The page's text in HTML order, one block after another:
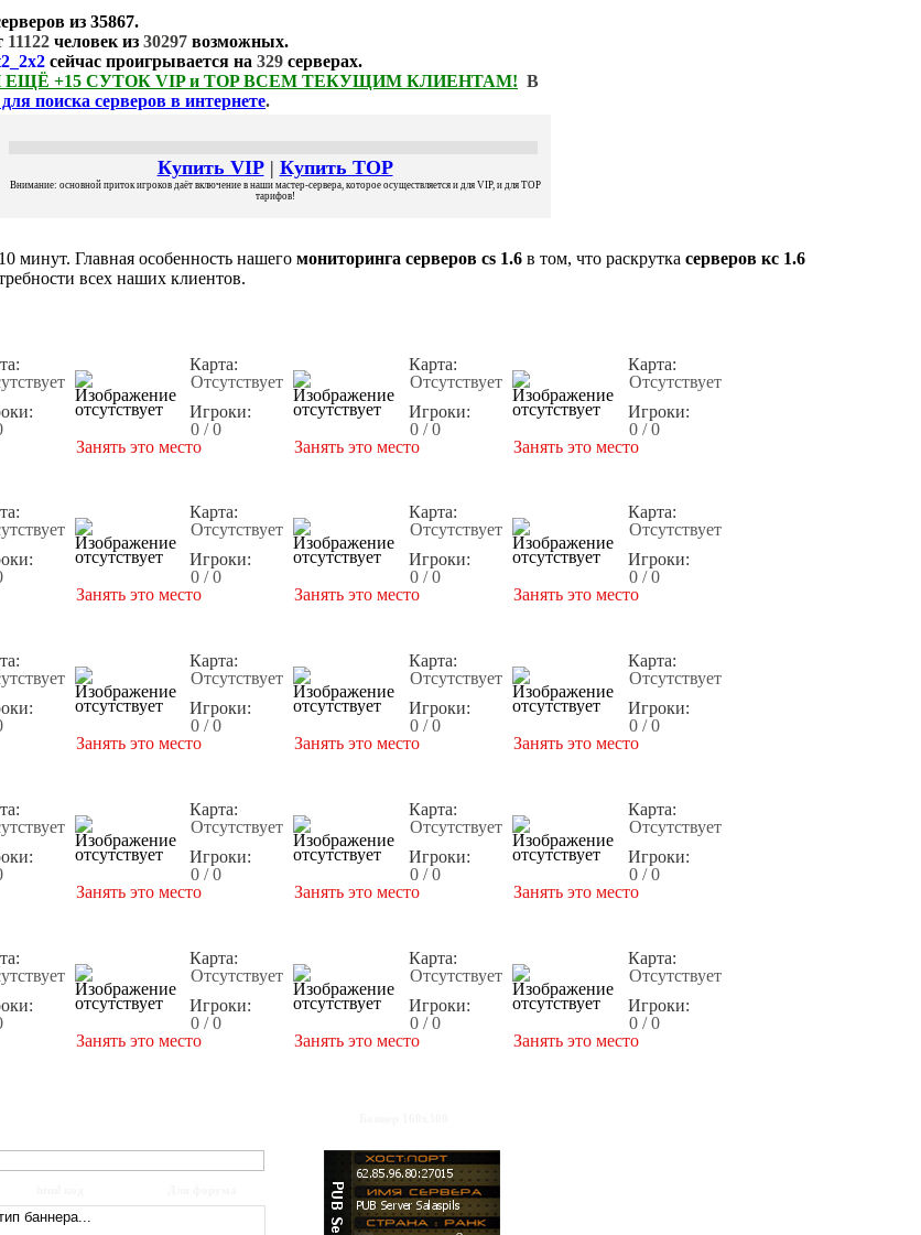
из 35867.
11122 человек из 30297 возможных.
сейчас проигрывается на 329 серверах.
ЕЩЁ +15 СУТОК VIP и TOP ВСЕМ ТЕКУЩИМ КЛИЕНТАМ! В
поиска серверов в интернете.
Купить VIP| Купить TOP
Внимание: основной приток игроков даёт включение в наши мастер-сервера, которое осуществляется и для VIP, и для TOP
тарифов!
минут. Главная особенность нашего мониторинга серверов cs 1.6 в том, что раскрутка серверов кс 1.6
всех наших клиентов.
Карта:
Отсутствует
Игроки:
0 / 0
Занять это место
Карта:
Отсутствует
Игроки:
0 / 0
Занять это место
Карта:
Отсутствует
Игроки:
0 / 0
Занять это место
Карта:
Отсутствует
Игроки:
0 / 0
Занять это место
Карта:
Отсутствует
Игроки:
0 / 0
Занять это место
Карта:
Отсутствует
Игроки:
0 / 0
Занять это место
Карта:
Отсутствует
Игроки:
0 / 0
Занять это место
Карта:
Отсутствует
Игроки:
0 / 0
Занять это место
Карта:
Отсутствует
Игроки:
0 / 0
Занять это место
Карта:
Отсутствует
Игроки:
0 / 0
Занять это место
Карта:
Отсутствует
Игроки:
0 / 0
Занять это место
Карта:
Отсутствует
Игроки:
0 / 0
Занять это место
Карта:
Отсутствует
Игроки:
0 / 0
Занять это место
Карта:
Отсутствует
Игроки:
0 / 0
Занять это место
Карта:
Отсутствует
Игроки:
0 / 0
Занять это место